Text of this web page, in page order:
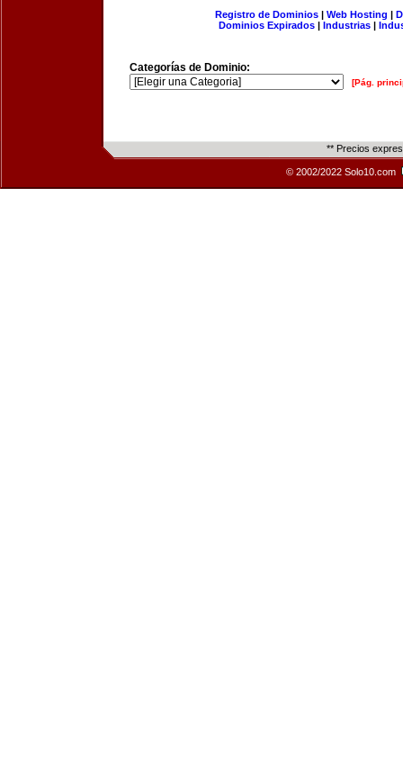
Registro de Dominios| Web Hosting |
Dominios Expirados | Industrias |
Categorías de Dominio:
[Pág.
** Precios
© 2002/2022 Solo10.com